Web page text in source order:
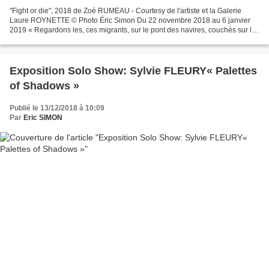
"Fight or die", 2018 de Zoé RUMEAU - Courtesy de l'artiste et la Galerie
Laure ROYNETTE © Photo Éric Simon Du 22 novembre 2018 au 6 janvier
2019 « Regardons les, ces migrants, sur le pont des navires, couchés sur le
Exposition Solo Show: Sylvie FLEURY« Palettes
of Shadows »
Publié le 13/12/2018 à 10:09
Par Eric SIMON